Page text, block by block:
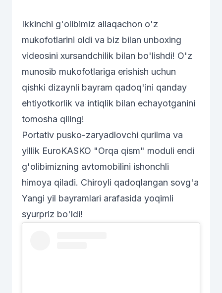
Ikkinchi g'olibimiz allaqachon o'z
mukofotlarini oldi va biz bilan unboxing
videosini xursandchilik bilan bo'lishdi! O'z
munosib mukofotlariga erishish uchun
qishki dizaynli bayram qadoq'ini qanday
ehtiyotkorlik va intiqlik bilan echayotganini
tomosha qiling!
Portativ pusko-zaryadlovchi qurilma va
yillik EuroKASKO "Orqa qism" moduli endi
g'olibimizning avtomobilini ishonchli
himoya qiladi. Chiroyli qadoqlangan sovg'a
Yangi yil bayramlari arafasida yoqimli
syurpriz bo'ldi!